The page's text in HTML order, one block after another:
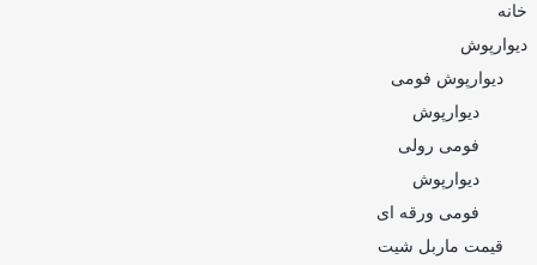
خانه
دیوارپوش
دیوارپوش فومی
دیوارپوش
فومی رولی
دیوارپوش
فومی ورقه ای
قیمت ماربل شیت